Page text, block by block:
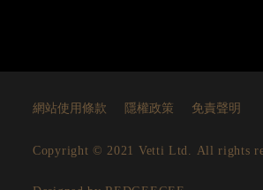
網站使用條款 隱權政策 免責聲明
Copyright © 2021 Vetti Ltd. All rights